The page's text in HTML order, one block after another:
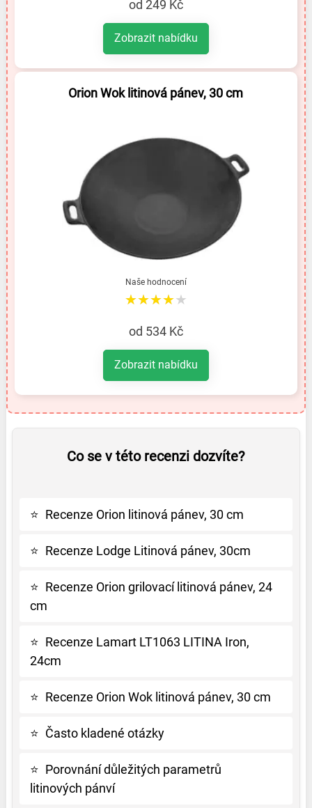
od 249 Kč
Zobrazit nabídku
Orion Wok litinová pánev, 30 cm
Naše hodnocení
★★★★★
od 534 Kč
Zobrazit nabídku
Co se v této recenzi dozvíte?
⭐ Recenze Orion litinová pánev, 30 cm
⭐ Recenze Lodge Litinová pánev, 30cm
⭐ Recenze Orion grilovací litinová pánev, 24
cm
⭐ Recenze Lamart LT1063 LITINA Iron,
24cm
⭐ Recenze Orion Wok litinová pánev, 30 cm
⭐ Často kladené otázky
⭐ Porovnání důležitých parametrů
litinových pánví